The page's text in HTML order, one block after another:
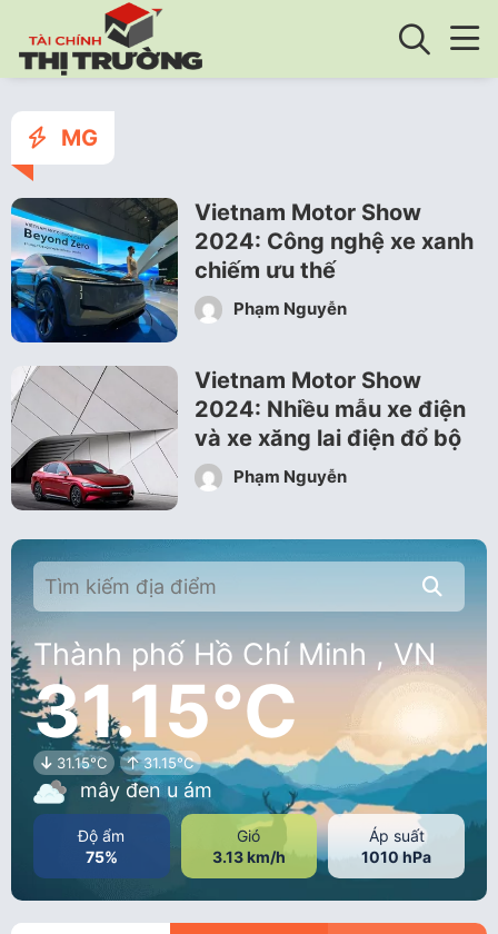
MG
Vietnam Motor Show
2024: Công nghệ xe xanh
chiếm ưu thế
Phạm Nguyễn
Vietnam Motor Show
2024: Nhiều mẫu xe điện
và xe xăng lai điện đổ bộ
Phạm Nguyễn
Thành phố Hồ Chí Minh , VN
31.15°C
31.15°C 31.15°C
mây đen u ám
Độ ẩm
75%
Gió
3.13 km/h
Áp suất
1010 hPa